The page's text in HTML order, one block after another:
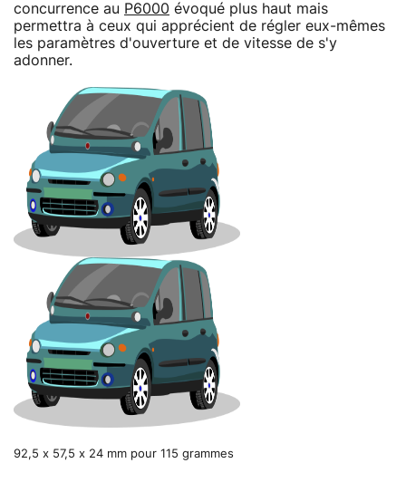
concurrence au P6000 évoqué plus haut mais
permettra à ceux qui apprécient de régler eux-mêmes
les paramètres d'ouverture et de vitesse de s'y
adonner.
92,5 x 57,5 x 24 mm pour 115 grammes